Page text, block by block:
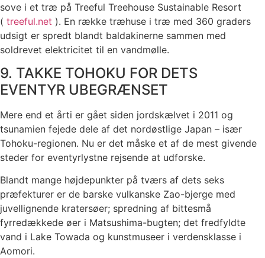
sove i et træ på Treeful Treehouse Sustainable Resort
( treeful.net ). En række træhuse i træ med 360 graders
udsigt er spredt blandt baldakinerne sammen med
soldrevet elektricitet til en vandmølle.
9. TAKKE TOHOKU FOR DETS
EVENTYR UBEGRÆNSET
Mere end et årti er gået siden jordskælvet i 2011 og
tsunamien fejede dele af det nordøstlige Japan – især
Tohoku-regionen. Nu er det måske et af de mest givende
steder for eventyrlystne rejsende at udforske.
Blandt mange højdepunkter på tværs af dets seks
præfekturer er de barske vulkanske Zao-bjerge med
juvellignende kratersøer; spredning af bittesmå
fyrredækkede øer i Matsushima-bugten; det fredfyldte
vand i Lake Towada og kunstmuseer i verdensklasse i
Aomori.